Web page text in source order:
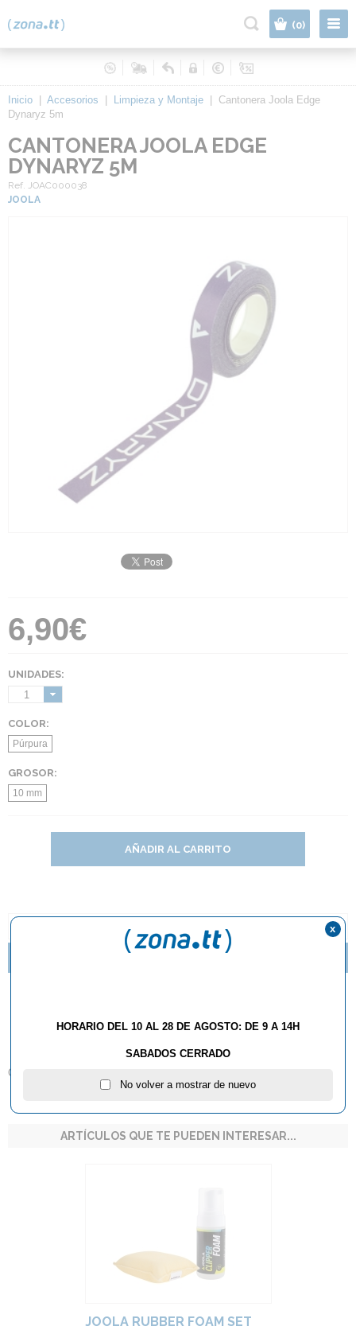
(0)
Inicio Accesorios Limpieza y Montaje
Cantonera Joola Edge
Dynaryz 5m
CANTONERA JOOLA EDGE
DYNARYZ 5M
Ref. JOAC000038
JOOLA
6,90€
UNIDADES:
1
COLOR:
Púrpura
GROSOR:
10 mm
AÑADIR AL CARRITO
DESCRIPCIÓN Y CARACTERÍSTICAS
Dynaryz 5m
Cantonera protectora Joola Dynaryz
ARTÍCULOS QUE TE PUEDEN INTERESAR...
JOOLA RUBBER FOAM SET
HORARIO DEL 10 AL 28 DE AGOSTO: DE 9 A 14H
SABADOS CERRADO
No volver a mostrar de nuevo
x